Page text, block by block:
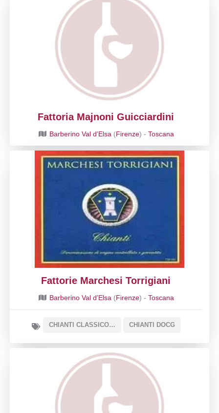
Fattoria Majnoni Guicciardini
Barberino Val d’Elsa (Firenze) - Toscana
Fattorie Marchesi Torrigiani
Barberino Val d’Elsa (Firenze) - Toscana
CHIANTI CLASSICO DOCG CHIANTI DOCG